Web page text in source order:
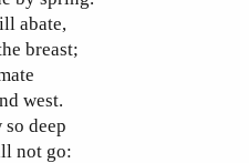
abate,
breast;
west.
deep
not go: